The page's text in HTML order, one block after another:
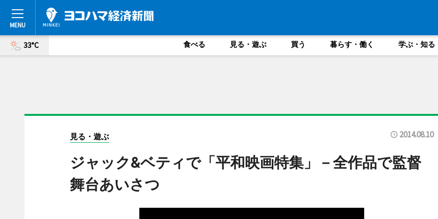
33°C 食べる 見る・遊ぶ 買う 暮らす・働く 学ぶ・知る
見る・遊ぶ 2014.08.10
ジャック&ベティで「平和映画特集」－全作品で監督
舞台あいさつ